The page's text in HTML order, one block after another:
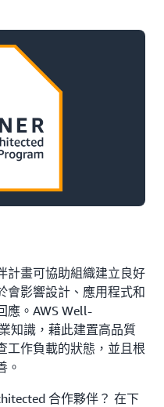
計畫可協助組織建立良好
會影響設計、應用程式和
應。AWS Well-
知識，藉此建置高品質
工作負載的狀態，並且根
。
合作夥伴？ 在下